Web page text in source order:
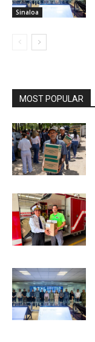
Sinaloa
MOST POPULAR